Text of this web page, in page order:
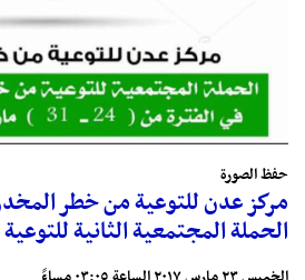
حفظ الصورة
مركز عدن للتوعية من خطر
الحملة المجتمعية الثانية